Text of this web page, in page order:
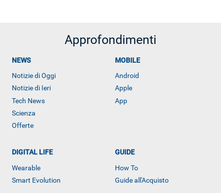
Approfondimenti
NEWS
Notizie di Oggi
Notizie di Ieri
Tech News
Scienza
Offerte
MOBILE
Android
Apple
App
DIGITAL LIFE
Wearable
Smart Evolution
GUIDE
How To
Guide all'Acquisto